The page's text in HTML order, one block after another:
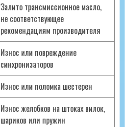
Залито трансмиссионное масло,
не соответствующее
рекомендациям производителя
Износ или повреждение
синхронизаторов
Износ или поломка шестерен
Износ желобков на штоках вилок,
шариков или пружин